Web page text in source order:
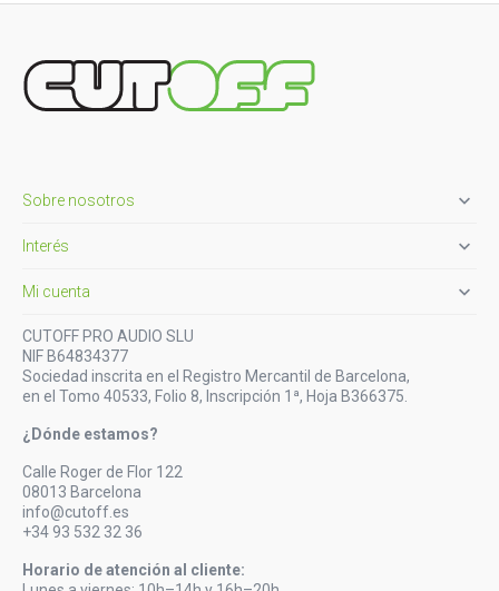
Sobre nosotros 
Interés 
Mi cuenta 
CUTOFF PRO AUDIO SLU
NIF B64834377
Sociedad inscrita en el Registro Mercantil de Barcelona,
en el Tomo 40533, Folio 8, Inscripción 1ª, Hoja B366375.
¿Dónde estamos?
Calle Roger de Flor 122
08013 Barcelona
info@cutoff.es
+34 93 532 32 36
Horario de atención al cliente: